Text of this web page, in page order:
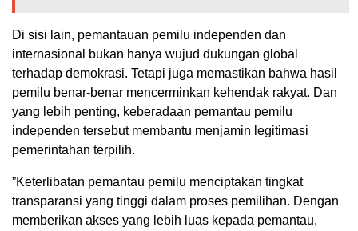
Di sisi lain, pemantauan pemilu independen dan
internasional bukan hanya wujud dukungan global
terhadap demokrasi. Tetapi juga memastikan bahwa hasil
pemilu benar-benar mencerminkan kehendak rakyat. Dan
yang lebih penting, keberadaan pemantau pemilu
independen tersebut membantu menjamin legitimasi
pemerintahan terpilih.
”Keterlibatan pemantau pemilu menciptakan tingkat
transparansi yang tinggi dalam proses pemilihan. Dengan
memberikan akses yang lebih luas kepada pemantau,